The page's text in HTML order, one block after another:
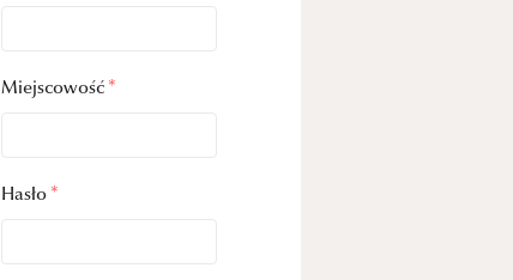
Miejscowość *
Hasło *